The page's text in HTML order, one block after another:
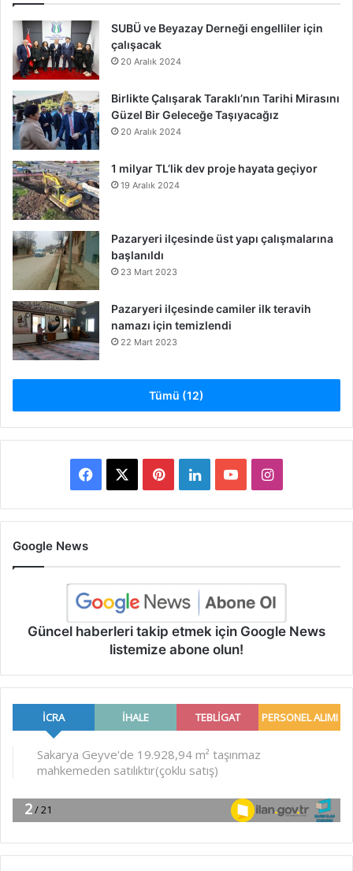
SUBÜ ve Beyazay Derneği engelliler için
çalışacak
20 Aralık 2024
Birlikte Çalışarak Taraklı’nın Tarihi Mirasını
Güzel Bir Geleceğe Taşıyacağız
20 Aralık 2024
1 milyar TL’lik dev proje hayata geçiyor
19 Aralık 2024
Pazaryeri ilçesinde üst yapı çalışmalarına
başlanıldı
23 Mart 2023
Pazaryeri ilçesinde camiler ilk teravih
namazı için temizlendi
22 Mart 2023
Tümü (12)
Facebook PinterestLinkedInYouTubeInstagram
Google News
Güncel haberleri takip etmek için Google News
listemize abone olun!